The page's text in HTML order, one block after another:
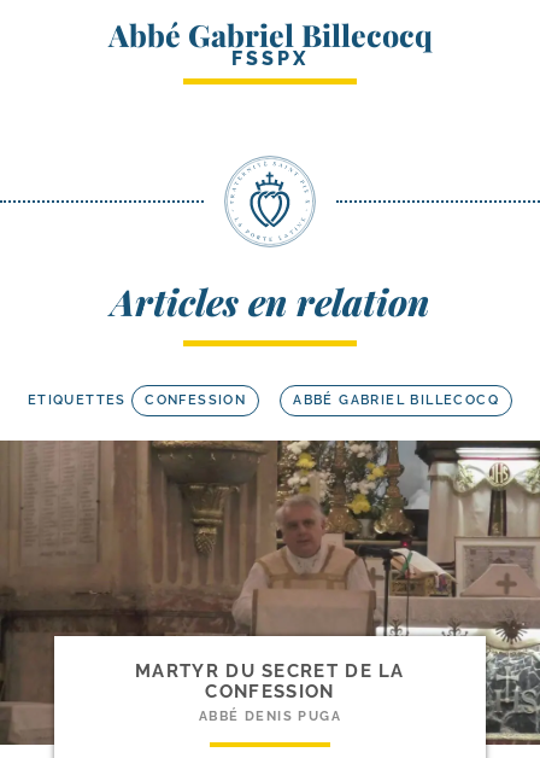
Abbé Gabriel Billecocq
FSSPX
Articles en relation
ETIQUETTES CONFESSION ABBÉ GABRIEL BILLECOCQ
MARTYR DU SECRET DE LA
CONFESSION
ABBÉ DENIS PUGA